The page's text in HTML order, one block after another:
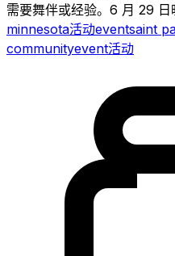
需要舞伴或经验。6 月 29 日
minnesota活动eventsaint
communityevent活动